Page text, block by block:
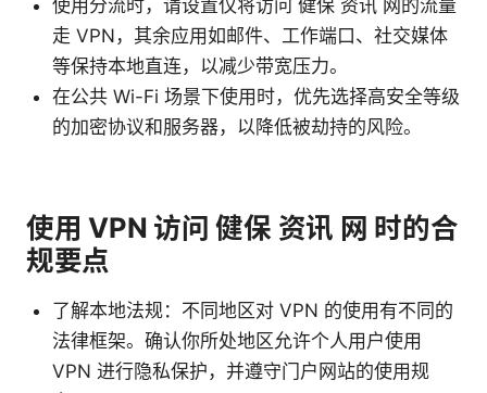
使用分流时，请设置仅将访问 健保 资讯 网的流量
走 VPN，其余应用如邮件、工作端口、社交媒体
等保持本地直连，以减少带宽压力。
在公共 Wi-Fi 场景下使用时，优先选择高安全等级
的加密协议和服务器，以降低被劫持的风险。
使用 VPN 访问 健保 资讯 网 时的合
规要点
了解本地法规：不同地区对 VPN 的使用有不同的
法律框架。确认你所处地区允许个人用户使用
VPN 进行隐私保护，并遵守门户网站的使用规